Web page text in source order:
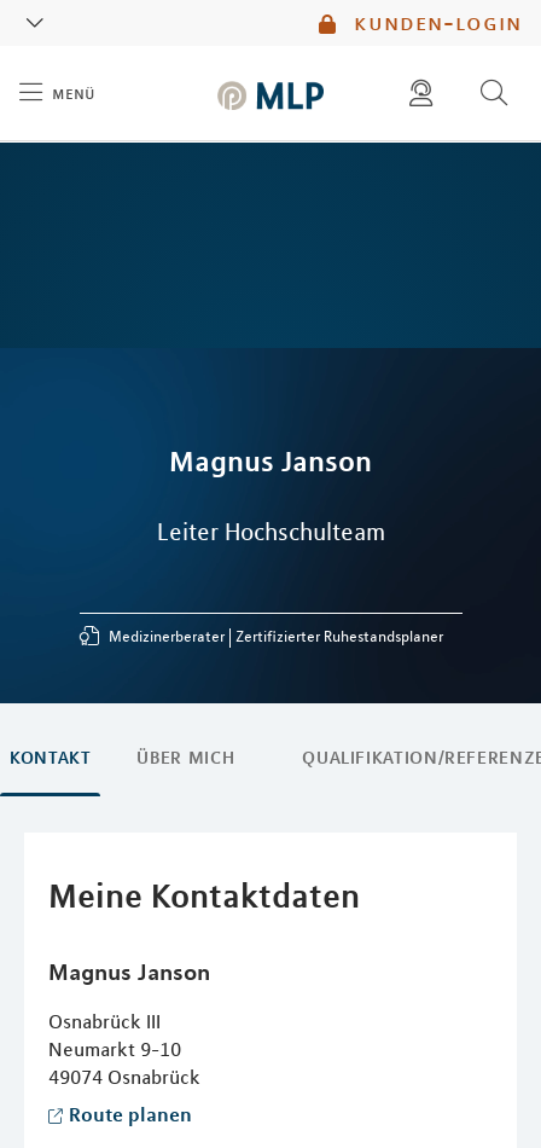
kunden-login
menü
Magnus Janson
Leiter Hochschulteam
Medizinerberater Zertifizierter Ruhestandsplaner
KONTAKT ÜBER MICH QUALIFIKATION/
Meine Kontaktdaten
Magnus Janson
Osnabrück III
Neumarkt 9-10
49074 Osnabrück
Route planen